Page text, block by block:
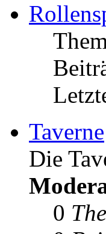
Taverne
Die
0